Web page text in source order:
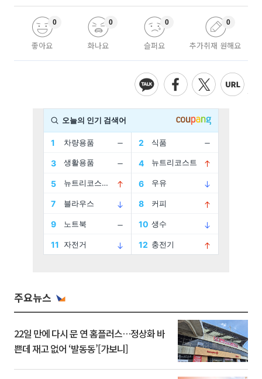
좋아요
0
화나요
0
슬퍼요
0
추가취재 원해요
0
주요뉴스
22일 만에 다시 문 연 홈플러스…정상화 바
쁜데 재고 없어 ‘발동동’[가보니]